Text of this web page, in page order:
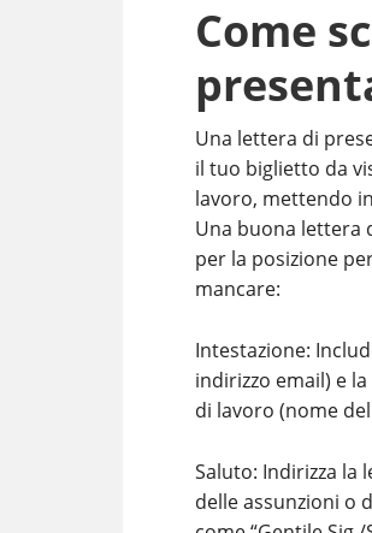
Come
Una lettera di
il tuo biglietto da
lavoro, mettendo
Una buona lettera
per la posizione
mancare:
Intestazione:
indirizzo email) e
di lavoro (nome
Saluto: Indirizza la
delle assunzioni o